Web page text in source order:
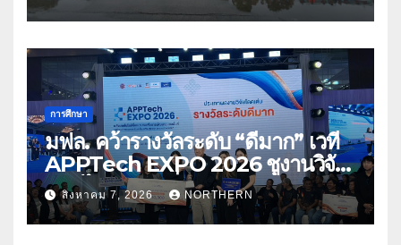
การศึกษา
มฟล. คว้ารางวัลระดับ “ดีมาก” เวที
APPTech EXPO 2026 ชูงานวิจัย
สมุนไพร ขับเคลื่อนนวัตกรรมสู่เชิง
พาณิชย์
สิงหาคม 7, 2026 NORTHERN